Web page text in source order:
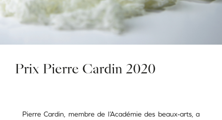
Prix Pierre Cardin 2020
Pierre Cardin, membre de l’Académie des beaux-arts, a